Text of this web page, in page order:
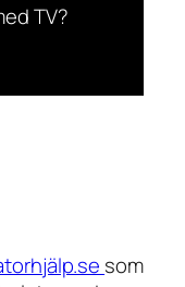
TV?
som